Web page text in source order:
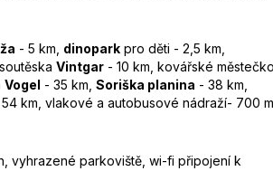
- 5 km, dinopark pro děti - 2,5 km,
Vintgar - 10 km, kovářské městečko
Vogel - 35 km, Soriška planina - 38 km,
km, vlakové a autobusové nádraží- 700 m
vyhrazené parkoviště, wi-fi připojení k